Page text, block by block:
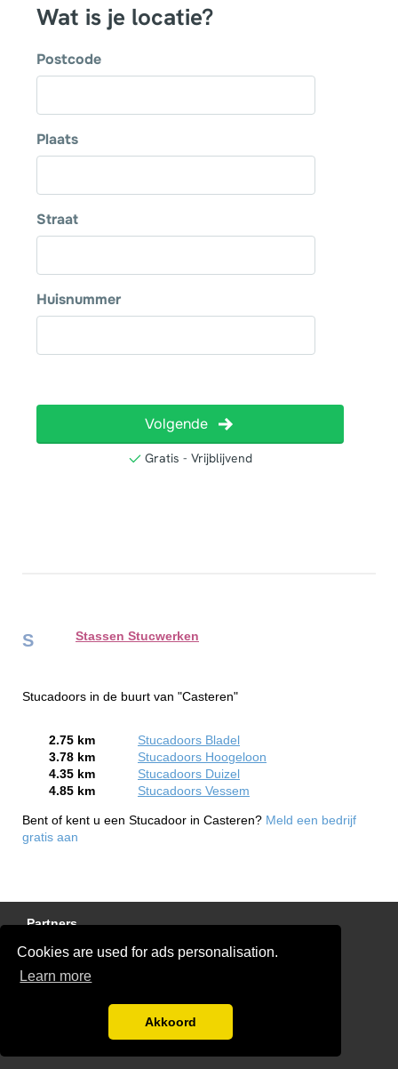
Cookies are used for ads personalisation.
Learn more
Akkoord
S Stassen Stucwerken
Stucadoors in de buurt van "Casteren"
2.75 km
Stucadoors Bladel
3.78 km
Stucadoors Hoogeloon
4.35 km
Stucadoors Duizel
4.85 km
Stucadoors Vessem
Bent of kent u een Stucadoor in Casteren? Meld een bedrijf
gratis aan
Partners
Gratis Stucadoor Offertes
Disclaimer